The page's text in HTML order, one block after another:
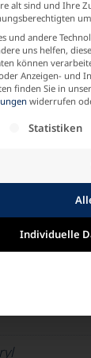
Freund
,03 (46),04
alt sind und Ihre
und andere
uns helfen,
können
Anzeigen- und
finden Sie in
widerrufen
der
Statistiken
Individuelle